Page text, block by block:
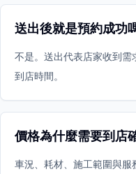
送出後就是預約成功
不是。送出代表店家收到
到店時間。
價格為什麼需要到店
車況、耗材、施工範圍與